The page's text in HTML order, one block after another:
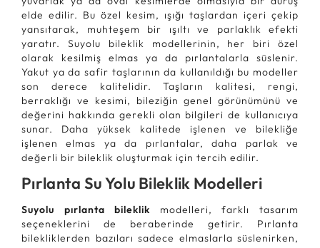
elde edilir. Bu özel kesim, ışığı taşlardan içeri çekip
yansıtarak, muhteşem bir ışıltı ve parlaklık efekti
yaratır. Suyolu bileklik modellerinin, her biri özel
olarak kesilmiş elmas ya da pırlantalarla süslenir.
Yakut ya da safir taşlarının da kullanıldığı bu modeller
son derece kalitelidir. Taşların kalitesi, rengi,
berraklığı ve kesimi, bileziğin genel görünümünü ve
değerini hakkında gerekli olan bilgileri de kullanıcıya
sunar. Daha yüksek kalitede işlenen ve bilekliğe
işlenen elmas ya da pırlantalar, daha parlak ve
değerli bir bileklik oluşturmak için tercih edilir.
Pırlanta Su Yolu Bileklik Modelleri
Suyolu pırlanta bileklik modelleri, farklı tasarım
seçeneklerini de beraberinde getirir. Pırlanta
bilekliklerden bazıları sadece elmaslarla süslenirken,